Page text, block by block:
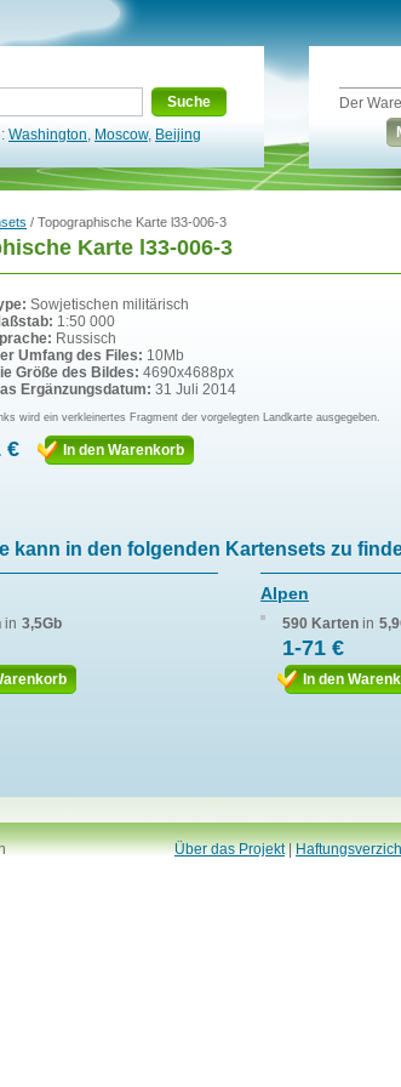
Suche
Washington, Moscow, Beijing
Der
/ Topographische Karte l33-006-3
Karte l33-006-3
Sowjetischen militärisch
1:50 000
Russisch
Umfang des Files: 10Mb
Größe des Bildes: 4690x4688px
Ergänzungsdatum: 31 Juli 2014
wird ein verkleinertes Fragment der vorgelegten Landkarte ausgegeben.
€ In den Warenkorb
kann in den folgenden Kartensets zu
in 3,5Gb
Alpen
590 Karten in
1-71 €
In den
Über das Projekt|